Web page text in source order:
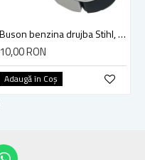
Buson benzina drujba Stihl, model cu clapeta
10,00 RON
Adaugă în Coş